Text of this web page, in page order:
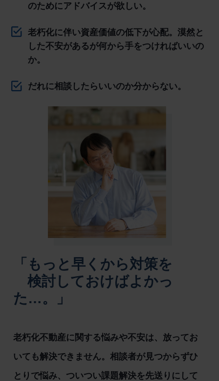
のためにアドバイスが欲しい。
老朽化に伴い資産価値の低下が心配。漠然と
した不安があるが何から手をつければいいの
か。
だれに相談したらいいのか分からない。
「もっと早くから対策を
検討しておけばよかっ
た…。」
老朽化不動産に関する悩みや不安は、放ってお
いても解決できません。相談者が見つからずひ
とりで悩み、ついつい課題解決を先送りにして